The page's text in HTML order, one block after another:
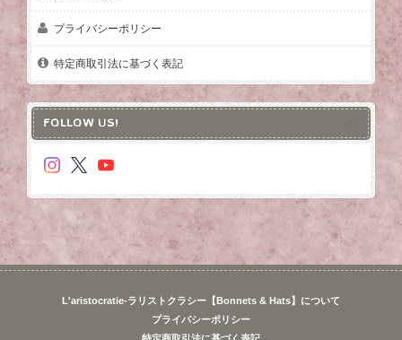
プライバシーポリシー
特定商取引法に基づく表記
FOLLOW US!
L'aristocratie-ラリストクラシー【Bonnets & Hats】について
プライバシーポリシー